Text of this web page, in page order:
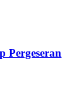
Pergeseran